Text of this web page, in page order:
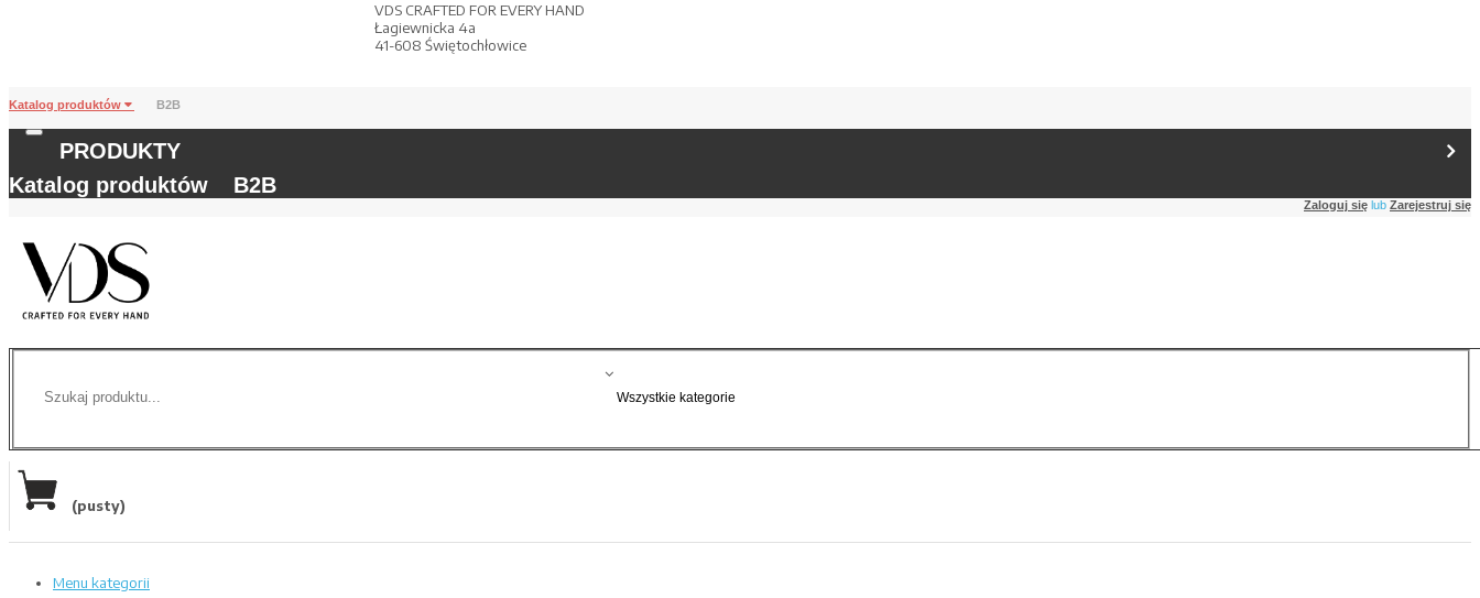
VDS CRAFTED FOR EVERY HAND
Łagiewnicka 4a
41-608 Świętochłowice
Katalog produktów B2B
PRODUKTY
Katalog produktów
B2B
Zaloguj się lub Zarejestruj się
(pusty)
Menu kategorii